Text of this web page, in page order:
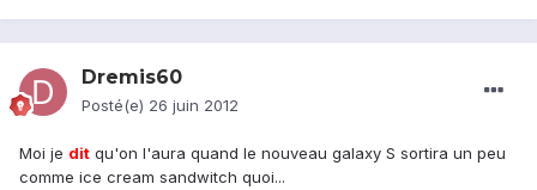
Dremis60
Posté(e) 26 juin 2012
Moi je dit qu'on l'aura quand le nouveau galaxy S sortira un peu
comme ice cream sandwitch quoi...